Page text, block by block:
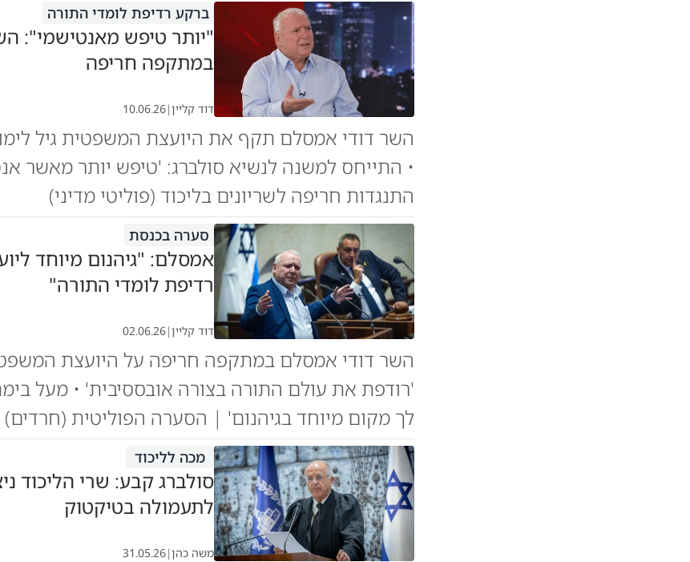
ברקע רדיפת לומדי התורה
"יותר טיפש מאנטישמי":
במתקפה חריפה
דוד קליין|
10.06.26
השר דודי אמסלם תקף את היועצת המשפטית גיל
• התייחס למשנה לנשיא סולברג: 'טיפש יותר מאשר
התנגדות חריפה לשריונים בליכוד (פוליטי מדיני)
סערה בכנסת
אמסלם: "גיהנום מיוחד
רדיפת לומדי התורה"
דוד קליין|
02.06.26
השר דודי אמסלם במתקפה חריפה על היועצת
'רודפת את עולם התורה בצורה אובססיבית' • מעל
לך מקום מיוחד בגיהנום' | הסערה הפוליטית (חרדים)
מכה לליכוד
סולברג קבע: שרי הליכוד
לתעמולה בטיקטוק
משה כהן|
31.05.26